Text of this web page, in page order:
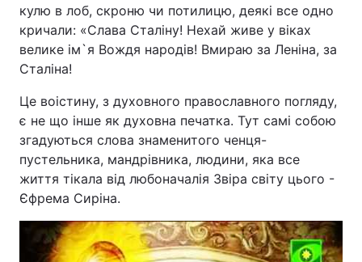
кулю в лоб, скроню чи потилицю, деякі все одно
кричали: «Слава Сталіну! Нехай живе у віках
велике ім`я Вождя народів! Вмираю за Леніна, за
Сталіна!
Це воістину, з духовного православного погляду,
є не що інше як духовна печатка. Тут самі собою
згадуються слова знаменитого ченця-
пустельника, мандрівника, людини, яка все
життя тікала від любоначалія Звіра світу цього -
Єфрема Сиріна.